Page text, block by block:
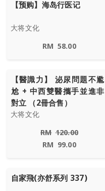
【预购】海岛行医记
大将文化
RM 58.00
【醫識力】 泌尿問題不尷
尬 + 中西雙醫攜手並進非
對立 （2冊合售）
大将文化
RM 120.00
RM 99.00
自家飛(亦舒系列 337)